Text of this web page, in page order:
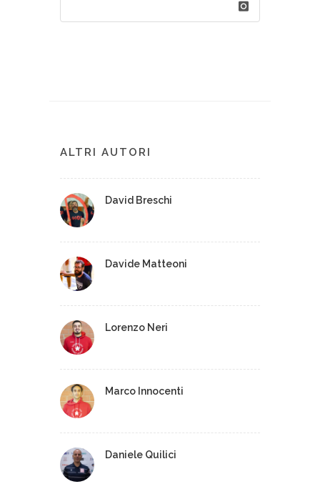
ALTRI AUTORI
David Breschi
Davide Matteoni
Lorenzo Neri
Marco Innocenti
Daniele Quilici